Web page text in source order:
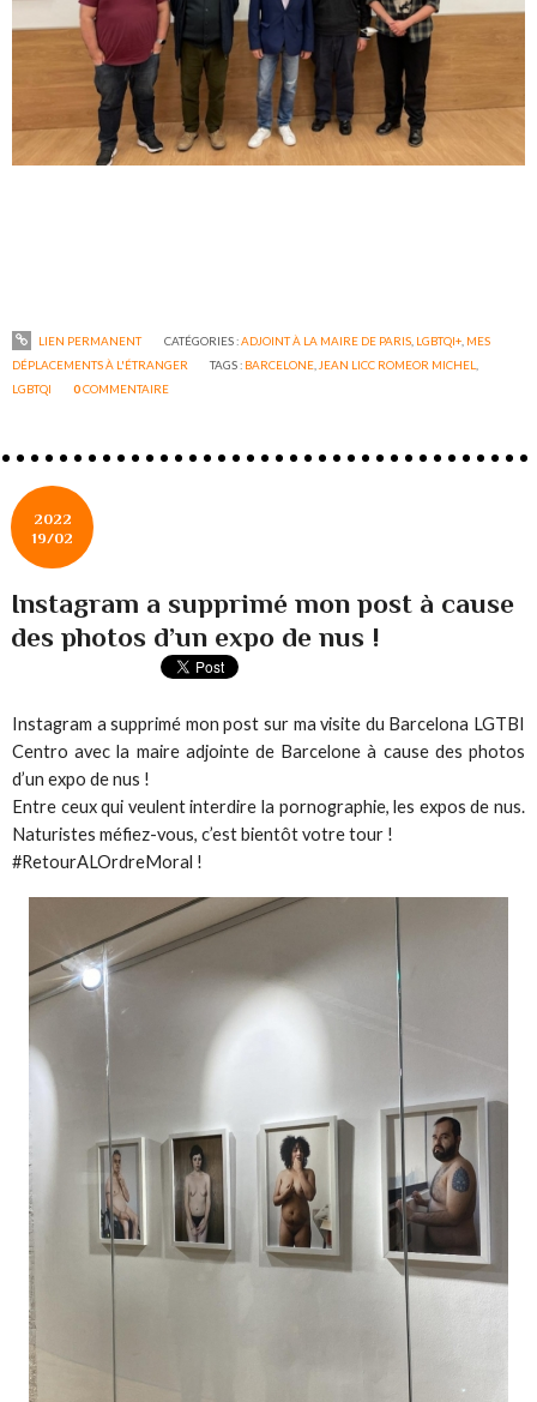
LIEN PERMANENT CATÉGORIES :ADJOINT À LA MAIRE DE PARIS, LGBTQI+, MES
DÉPLACEMENTS À L'ÉTRANGER
TAGS : BARCELONE JEAN LICC ROMEOR MICHEL
LGBTQI
0COMMENTAIRE
2022
19/02
Instagram a supprimé mon post à cause
des photos d’un expo de nus !
Instagram a supprimé mon post sur ma visite du Barcelona LGTBI
Centro avec la maire adjointe de Barcelone à cause des photos
d’un expo de nus !
Entre ceux qui veulent interdire la pornographie, les expos de nus.
Naturistes méfiez-vous, c’est bientôt votre tour !
#RetourALOrdreMoral !